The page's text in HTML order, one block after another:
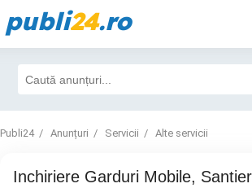
publi24.ro
Publi24 Anunțuri Servicii Alte servicii
Inchiriere Garduri Mobile, Santiere -